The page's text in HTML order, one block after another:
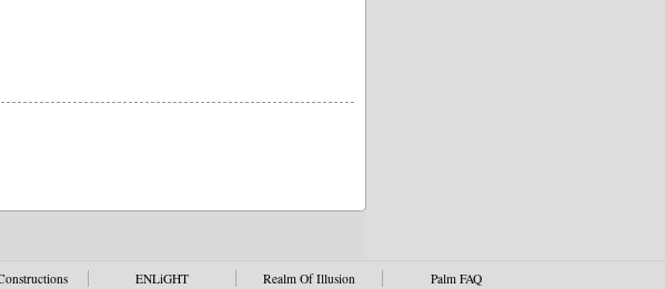
ENLiGHT Realm Of Illusion Palm FAQ